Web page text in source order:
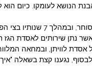
הנושא לעומקו. כיום
אביחי היה קצין שני
נתן שירותים לאסדת
אסדת לוויתן, ובמחאה
נגענו קצת בשאלה